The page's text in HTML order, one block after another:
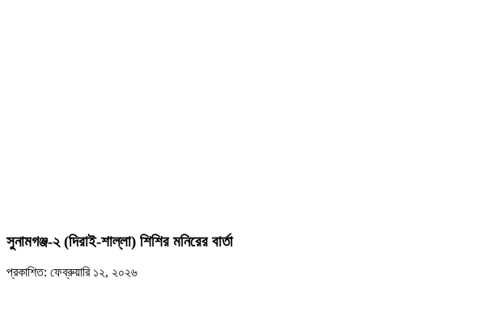
সুনামগঞ্জ-২ (দিরাই-শাল্লা) শিশির মনিরের বার্তা
প্রকাশিত: ফেব্রুয়ারি ১২, ২০২৬